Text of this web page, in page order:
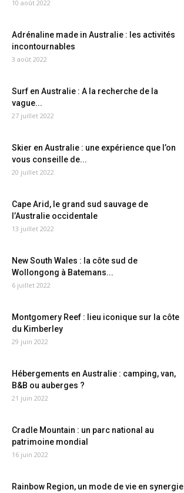
10 août 2022
Adrénaline made in Australie : les activités
incontournables
3 août 2022
Surf en Australie : A la recherche de la
vague...
27 juillet 2022
Skier en Australie : une expérience que l’on
vous conseille de...
20 juillet 2022
Cape Arid, le grand sud sauvage de
l’Australie occidentale
13 juillet 2022
New South Wales : la côte sud de
Wollongong à Batemans...
6 juillet 2022
Montgomery Reef : lieu iconique sur la côte
du Kimberley
29 juin 2022
Hébergements en Australie : camping, van,
B&B ou auberges ?
21 juin 2022
Cradle Mountain : un parc national au
patrimoine mondial
16 juin 2022
Rainbow Region, un mode de vie en synergie